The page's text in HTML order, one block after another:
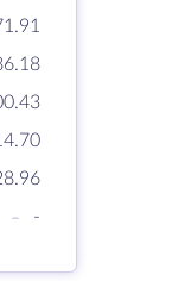
- -